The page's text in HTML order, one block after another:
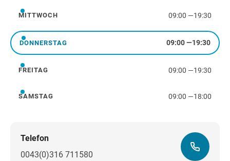
Mittwoch
MITTWOCH 09:00 —19:30
Donnerstag
DONNERSTAG 09:00—19:30
Freitag
FREITAG 09:00 —19:30
Samstag
SAMSTAG 09:00 —18:00
Telefon
0043(0)316 711580